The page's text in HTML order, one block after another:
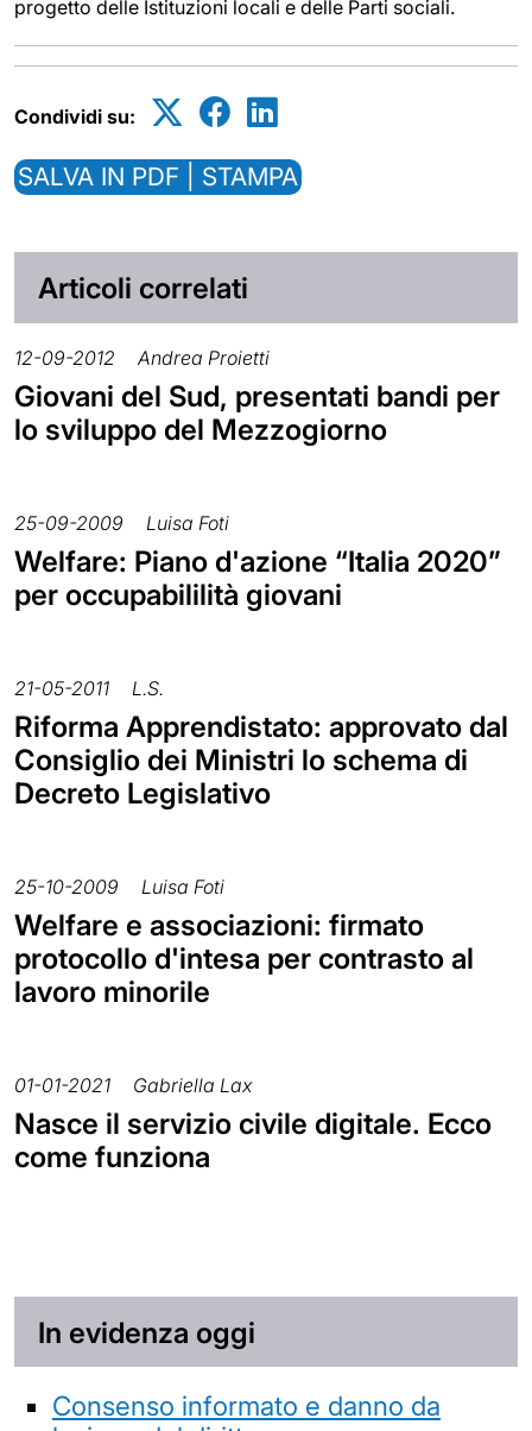
progetto delle Istituzioni locali e delle Parti sociali.
Condividi su:
SALVA IN PDF | STAMPA
Articoli correlati
12-09-2012 Andrea Proietti
Giovani del Sud, presentati bandi per
lo sviluppo del Mezzogiorno
25-09-2009 Luisa Foti
Welfare: Piano d'azione “Italia 2020”
per occupabililità giovani
21-05-2011 L.S.
Riforma Apprendistato: approvato dal
Consiglio dei Ministri lo schema di
Decreto Legislativo
25-10-2009 Luisa Foti
Welfare e associazioni: firmato
protocollo d'intesa per contrasto al
lavoro minorile
01-01-2021 Gabriella Lax
Nasce il servizio civile digitale. Ecco
come funziona
In evidenza oggi
Consenso informato e danno da